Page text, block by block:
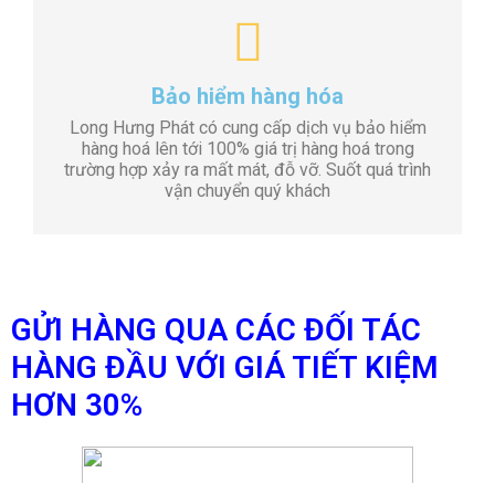
Bảo hiểm hàng hóa
Long Hưng Phát có cung cấp dịch vụ bảo hiểm
hàng hoá lên tới 100% giá trị hàng hoá trong
trường hợp xảy ra mất mát, đỗ vỡ. Suốt quá trình
vận chuyển quý khách
GỬI HÀNG QUA CÁC ĐỐI TÁC
HÀNG ĐẦU VỚI GIÁ TIẾT KIỆM
HƠN 30%